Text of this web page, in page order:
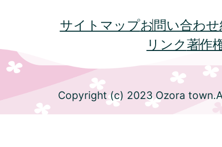
サイトマップお問い合わせ
リンク著作
Copyright (c) 2023 Ozora